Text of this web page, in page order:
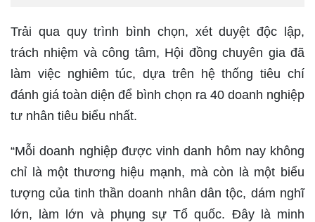
Trải qua quy trình bình chọn, xét duyệt độc lập,
trách nhiệm và công tâm, Hội đồng chuyên gia đã
làm việc nghiêm túc, dựa trên hệ thống tiêu chí
đánh giá toàn diện để bình chọn ra 40 doanh nghiệp
tư nhân tiêu biểu nhất.
“Mỗi doanh nghiệp được vinh danh hôm nay không
chỉ là một thương hiệu mạnh, mà còn là một biểu
tượng của tinh thần doanh nhân dân tộc, dám nghĩ
lớn, làm lớn và phụng sự Tổ quốc. Đây là minh